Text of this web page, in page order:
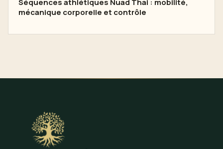
mécanique corporelle et contrôle